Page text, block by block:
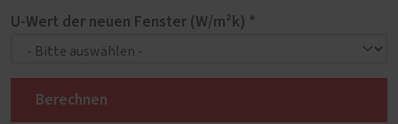
U-Wert der neuen Fenster (W/m²k) *
Berechnen